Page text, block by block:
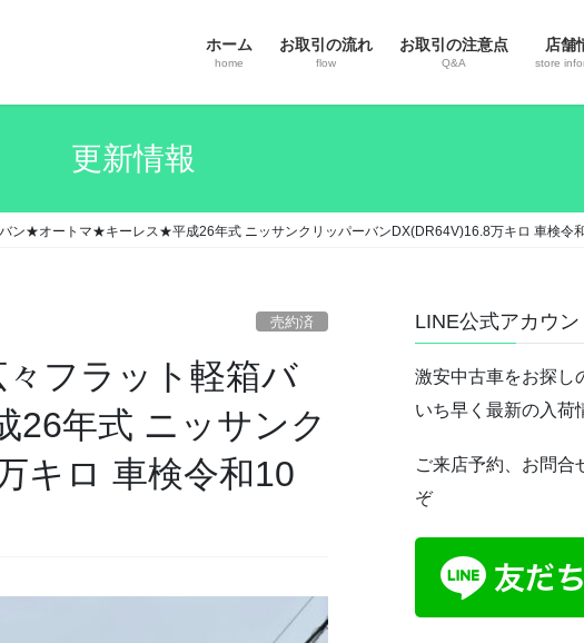
ホーム
home
お取引の流れ
flow
お取引の注意点
Q&A
店舗
store
更新情報
ン★オートマ★キーレス★平成26年式 ニッサンクリッパーバンDX(DR64V)16.8万キロ 車検令
売約済
フラット軽箱バ
年式 ニッサンク
キロ 車検令和10
LINE公式アカウン
激安中古車をお探し
いち早く最新の入荷
ご来店予約、お問合
ぞ